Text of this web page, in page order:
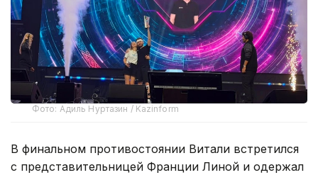
Фото: Адиль Нуртазин / Kazinform
В финальном противостоянии Витали встретился
с представительницей Франции Линой и одержал